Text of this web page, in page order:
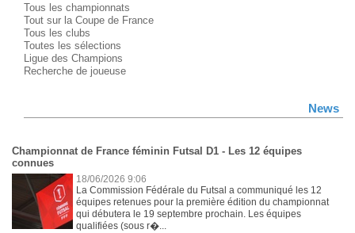
Tous les championnats
Tout sur la Coupe de France
Tous les clubs
Toutes les sélections
Ligue des Champions
Recherche de joueuse
News
Championnat de France féminin Futsal D1 - Les 12 équipes
connues
18/06/2026 9:06
La Commission Fédérale du Futsal a communiqué les 12
équipes retenues pour la première édition du championnat
qui débutera le 19 septembre prochain. Les équipes
qualifiées (sous r�...